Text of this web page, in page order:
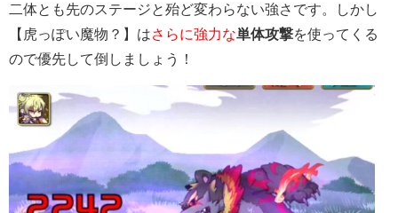
二体とも先のステージと殆ど変わらない強さです。しかし
【虎っぽい魔物？】はさらに強力な単体攻撃を使ってくる
ので優先して倒しましょう！